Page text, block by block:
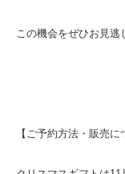
この機会をぜひお見逃
【ご予約方法・販売に